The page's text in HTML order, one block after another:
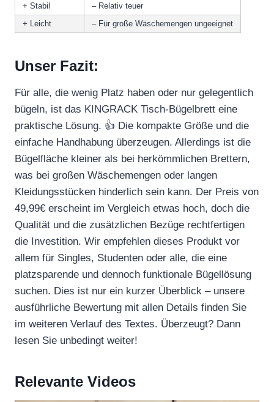
+ Stabil
– Relativ teuer
+ Leicht
– Für große Wäschemengen ungeeignet
Unser Fazit:
Für alle, die wenig Platz haben oder nur gelegentlich
bügeln, ist das KINGRACK Tisch-Bügelbrett eine
praktische Lösung. 👍 Die kompakte Größe und die
einfache Handhabung überzeugen. Allerdings ist die
Bügelfläche kleiner als bei herkömmlichen Brettern,
was bei großen Wäschemengen oder langen
Kleidungsstücken hinderlich sein kann. Der Preis von
49,99€ erscheint im Vergleich etwas hoch, doch die
Qualität und die zusätzlichen Bezüge rechtfertigen
die Investition. Wir empfehlen dieses Produkt vor
allem für Singles, Studenten oder alle, die eine
platzsparende und dennoch funktionale Bügellösung
suchen. Dies ist nur ein kurzer Überblick – unsere
ausführliche Bewertung mit allen Details finden Sie
im weiteren Verlauf des Textes. Überzeugt? Dann
lesen Sie unbedingt weiter!
Relevante Videos